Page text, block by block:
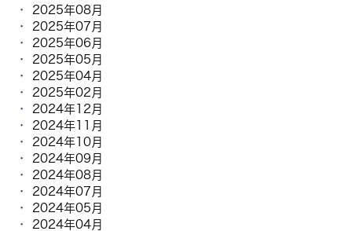
2025年08月
2025年07月
2025年06月
2025年05月
2025年04月
2025年02月
2024年12月
2024年11月
2024年10月
2024年09月
2024年08月
2024年07月
2024年05月
2024年04月